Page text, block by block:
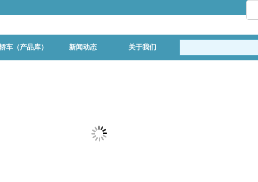
车（产品库） 新闻动态 关于我们